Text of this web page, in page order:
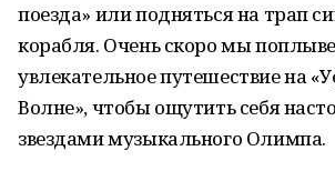
поезда» или подняться на трап
корабля. Очень скоро мы
увлекательное путешествие на
Волне», чтобы ощутить себя
звездами музыкального Олимпа.